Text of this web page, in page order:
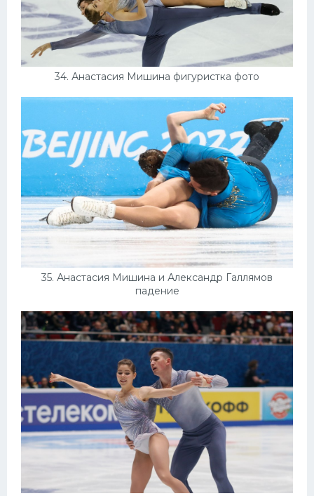
34. Анастасия Мишина фигуристка фото
35. Анастасия Мишина и Александр Галлямов
падение